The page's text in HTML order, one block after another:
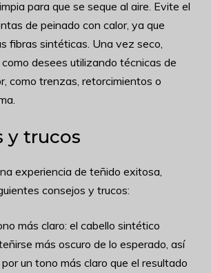
para que se seque al aire. Evite el
de peinado con calor, ya que
fibras sintéticas. Una vez seco,
desees utilizando técnicas de
como trenzas, retorcimientos o
y trucos
experiencia de teñido exitosa,
consejos y trucos:
más claro: el cabello sintético
más oscuro de lo esperado, así
un tono más claro que el resultado